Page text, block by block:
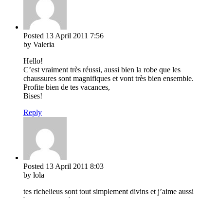
Posted 13 April 2011 7:56
by Valeria
Hello!
C’est vraiment très réussi, aussi bien la robe que les
chaussures sont magnifiques et vont très bien ensemble.
Profite bien de tes vacances,
Bises!
Reply
Posted 13 April 2011 8:03
by lola
tes richelieus sont tout simplement divins et j’aime aussi